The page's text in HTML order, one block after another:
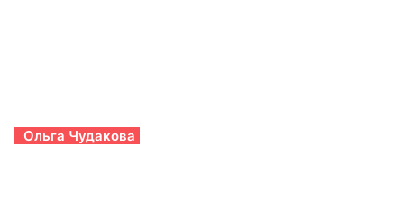
Ольга Чудакова